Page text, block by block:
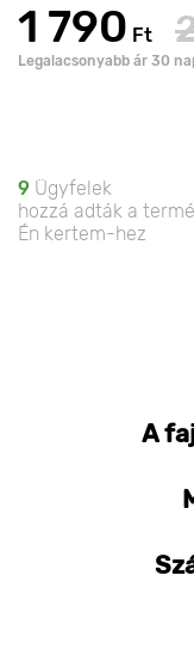
1 790 Ft
Legalacsonyabb ár 30
9 Ügyfelek
hozzá adták a
Én kertem-hez
A